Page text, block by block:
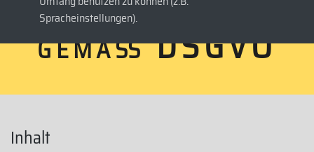
Spracheinstellungen).
gemäß DSGVO
Inhalt